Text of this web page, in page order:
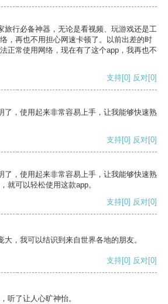
旅行必备神器，无论是看视频、玩游戏还是工
，再也不用担心网速卡顿了。以前出差的时
正常使用网络，现在有了这个app，我再也不
支持[0] 反对[0]
了，使用起来非常容易上手，让我能够快速熟
支持[0] 反对[0]
了，使用起来非常容易上手，让我能够快速熟
就可以轻松使用这款app。
支持[0] 反对[0]
，我可以结识到来自世界各地的朋友。
支持[0] 反对[0]
听了让人心旷神怡。